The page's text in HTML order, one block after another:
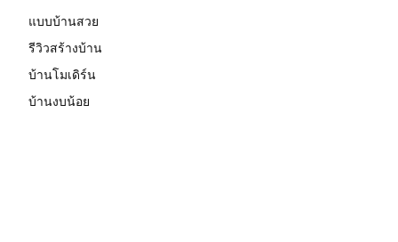
แบบบ้านสวย
รีวิวสร้างบ้าน
บ้านโมเดิร์น
บ้านงบน้อย